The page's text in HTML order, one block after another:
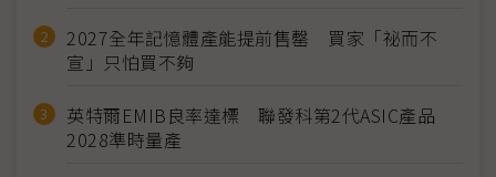
2027全年記憶體產能提前售罄 買家「祕而不
宣」只怕買不夠
英特爾EMIB良率達標 聯發科第2代ASIC產品
2028準時量產